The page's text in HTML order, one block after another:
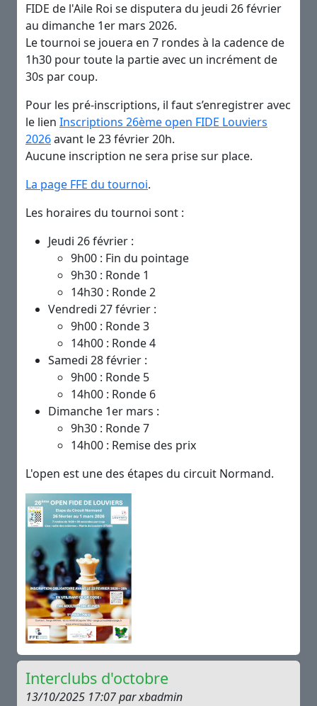
FIDE de l'Aile Roi se disputera du jeudi 26 février
au dimanche 1er mars 2026.
Le tournoi se jouera en 7 rondes à la cadence de
1h30 pour toute la partie avec un incrément de
30s par coup.
Pour les pré-inscriptions, il faut s’enregistrer avec
le lien Inscriptions 26ème open FIDE Louviers
2026avant le 23 février 20h.
Aucune inscription ne sera prise sur place.
La page FFE du tournoi.
Les horaires du tournoi sont :
Jeudi 26 février :
9h00 : Fin du pointage
9h30 : Ronde 1
14h30 : Ronde 2
Vendredi 27 février :
9h00 : Ronde 3
14h00 : Ronde 4
Samedi 28 février :
9h00 : Ronde 5
14h00 : Ronde 6
Dimanche 1er mars :
9h30 : Ronde 7
14h00 : Remise des prix
L'open est une des étapes du circuit Normand.
Interclubs d'octobre
13/10/2025 17:07 par xbadmin